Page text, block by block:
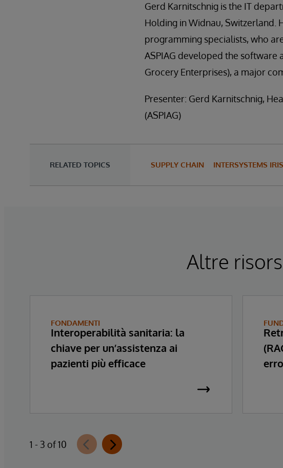
Gerd Karnitschnig is the IT
Holding in Widnau, Switzerland.
programming specialists, who
ASPIAG developed the
Grocery Enterprises), a major
Presenter: Gerd Karnitschnig,
(ASPIAG)
RELATED TOPICS SUPPLY CHAIN INTERSYSTEMS IRIS
Altre
FONDAMENTI
Interoperabilità sanitaria: la
chiave per un’assistenza ai
pazienti più efficace
1 - 3 of 10